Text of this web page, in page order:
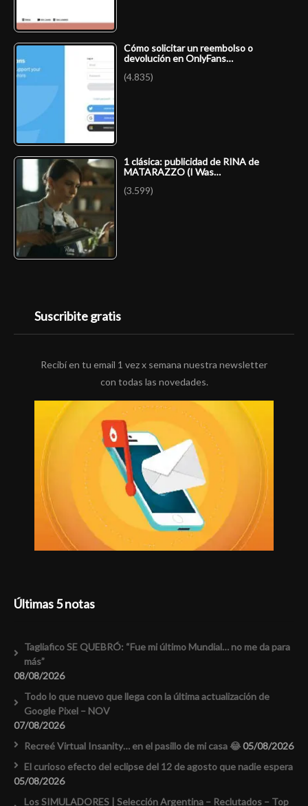
Cómo solicitar un reembolso o
devolución en OnlyFans…
(4.835)
1 clásica: publicidad de RINA de
MATARAZZO (I Was…
(3.599)
Suscribite gratis
Recibí en tu email 1 vez x semana nuestra newsletter
con todas las novedades.
Últimas 5 notas
Tagliafico SE QUEBRÓ: “Fue mi último Mundial… no me da para
más”
08/08/2026
Todo lo que nuevo que llega con la última actualización de
Google Pixel – NOV
07/08/2026
Recreé Virtual Insanity… en el pasillo de mi casa 😂05/08/2026
El curioso efecto del eclipse del 12 de agosto que nadie espera
05/08/2026
Los SIMULADORES | Selección Argentina – Reclutados – Top